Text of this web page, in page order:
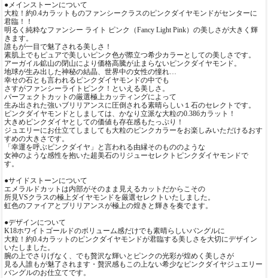
●メインストーンについて
大粒！約0.4カラットものファンシークラスのピンクダイヤモンドがセンターに
君臨！！
明るく純粋なファンシー ライト ピンク（Fancy Light Pink）の美しさが大きく輝
きます。
誰もが一目で魅了される美しさ！
素肌上でもピュアで美しいピンク色が際立つ希少カラーとしての美しさです。
アーガイル鉱山の閉山により価格高騰が止まらないピンクダイヤモンド。
地球が生み出した神秘の結晶、世界中の女性の憧れ…
幸せの石とも言われるピンクダイヤモンドの中でも
さすがファンシーライトピンク！といえる美しさ。
パーフェクトカットの厳選極上カッティングによって
生み出された強いブリリアンスに圧倒される素晴らしい１石のセレクトです。
ピンクダイヤモンドとしましては、かなり立派な大粒の0.386カラット！
大きめピンクダイヤとしての価値も存在感もたっぷり！
ジュエリーにお仕立てしましても大粒のピンクカラーをお楽しみいただけるおす
すめの大きさです。
「幸運を呼ぶピンクダイヤ」と言われる由縁そのもののような
女神のような感性を抱いた超美石のリジューセレクトピンクダイヤモンドで
す。
●サイドストーンについて
エメラルドカットは内部がそのまま見えるカットだからこその
所見VSクラスの極上ダイヤモンドを厳選セレクトいたしました。
虹色のファイアとブリリアンスが極上の煌きと輝きを奏でます。
●デザインについて
K18ホワイトゴールドのボリューム感だけでも素晴らしいバングルに
大粒！約0.4カラットのピンクダイヤモンドが君臨する美しさを大切にデザイン
いたしました。
腕の上でさりげなく、でも贅沢な輝いとピンクの光彩が煌めく美しさが
見る人誰もが魅了されます・贅沢感もこの上ない希少なピンクダイヤジュエリー
バングルのお仕立てです。